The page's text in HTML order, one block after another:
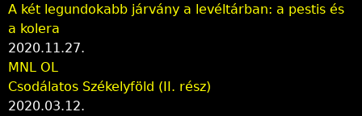
A két legundokabb járvány a levéltárban: a pestis és
a kolera
2020.11.27.
MNL OL
Csodálatos Székelyföld (II. rész)
2020.03.12.